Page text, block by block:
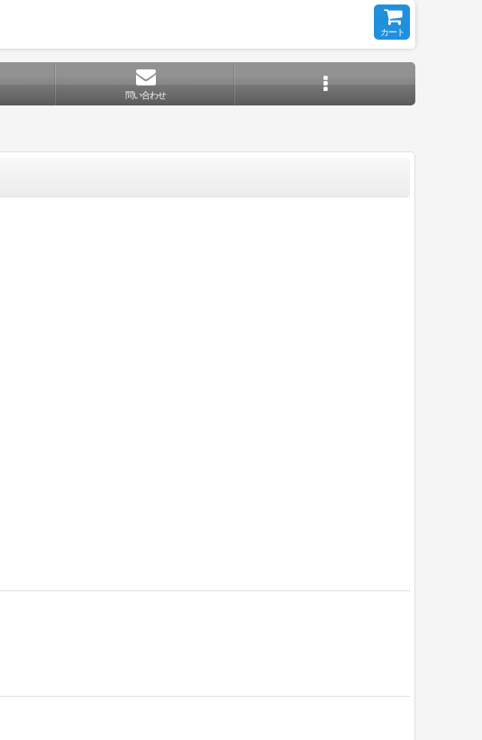
カート
問い合わせ